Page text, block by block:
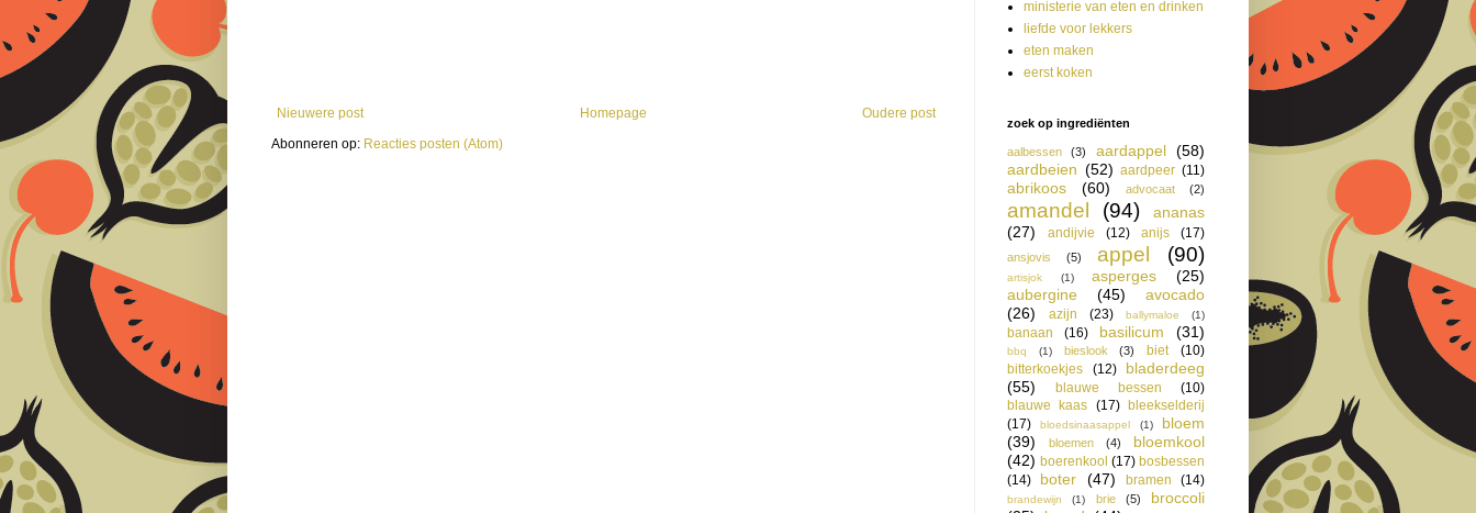
Nieuwere post Oudere post
Homepage
Abonneren op: Reacties posten (Atom)
ministerie van eten en drinken
liefde voor lekkers
eten maken
eerst koken
zoek op ingrediënten
aalbessen (3) aardappel (58)
aardbeien (52) aardpeer (11)
abrikoos (60) advocaat (2)
amandel (94)
ananas
(27)
andijvie (12) anijs (17)
ansjovis (5) appel (90)
artisjok (1) asperges
(25)
aubergine
(45)
avocado
(26)
azijn (23) ballymaloe (1)
banaan (16) basilicum (31)
bbq (1) bieslook (3) biet
(10)
bitterkoekjes
(12)
bladerdeeg
(55)
blauwe bessen
(10)
blauwe kaas (17) bleekselderij
(17)
bloedsinaasappel (1)
bloem
(39)
bloemen (4)
bloemkool
(42) boerenkool (17) bosbessen
(14)
boter (47) bramen (14)
brandewijn (1) brie (5)
broccoli